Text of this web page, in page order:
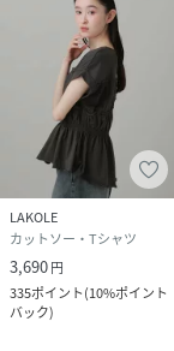
LAKOLE
カットソー・Tシャツ
3,690円
335ポイント(10%ポイント
バック)